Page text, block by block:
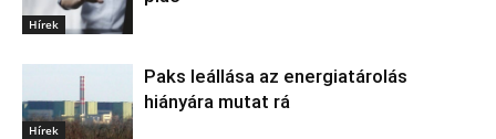
Hírek
Hírek
Paks leállása az energiatárolás
hiányára mutat rá